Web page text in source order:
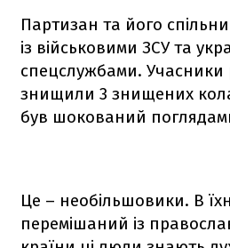
Партизан та його
із військовими ЗСУ та
спецслужбами. Учасники
знищили 3 знищених
був шокований
Це – необільшовики. В
перемішаний із